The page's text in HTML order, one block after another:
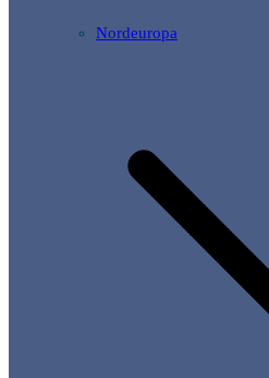
Nordeuropa